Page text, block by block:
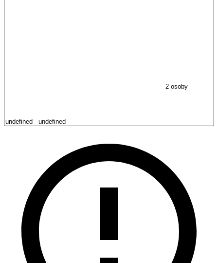
2 osoby